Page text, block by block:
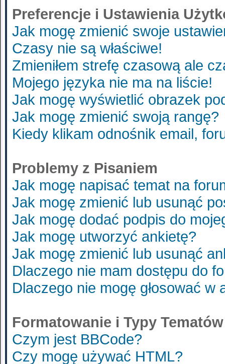
Preferencje i Ustawienia
Jak mogę zmienić swoje
Czasy nie są właściwe!
Zmieniłem strefę czasową ale
Mojego języka nie ma na liście!
Jak mogę wyświetlić obrazek
Jak mogę zmienić swoją rangę?
Kiedy klikam odnośnik email,
Problemy z Pisaniem
Jak mogę napisać temat na
Jak mogę zmienić lub usunąć
Jak mogę dodać podpis do
Jak mogę utworzyć ankietę?
Jak mogę zmienić lub usunąć
Dlaczego nie mam dostępu do
Dlaczego nie mogę głosować w
Formatowanie i Typy Tematów
Czym jest BBCode?
Czy mogę używać HTML?